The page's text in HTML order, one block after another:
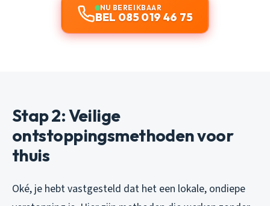
NU BEREIKBAAR
BEL 085 019 46 75
Stap 2: Veilige
ontstoppingsmethoden voor
thuis
Oké, je hebt vastgesteld dat het een lokale, ondiepe